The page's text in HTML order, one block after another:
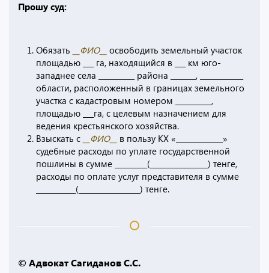
Прошу суд:
Обязать __ФИО__ освободить земельный участок
площадью ___ га, находящийся в ___ км юго-
западнее села __________ района _______, ____________
области, расположенный в границах земельного
участка с кадастровым номером __________,
площадью ___га, с целевым назначением для
ведения крестьянского хозяйства.
Взыскать с
__ФИО__ в пользу КХ «_____________»
судебные расходы по уплате государственной
пошлины в сумме _________(________________) тенге,
расходы по оплате услуг представителя в сумме
___________(_________________) тенге.
© Адвокат Сагиданов С.С.